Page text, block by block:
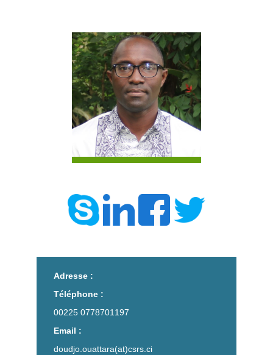
Adresse :
Téléphone :
00225 0778701197
Email :
doudjo.ouattara(at)csrs.ci